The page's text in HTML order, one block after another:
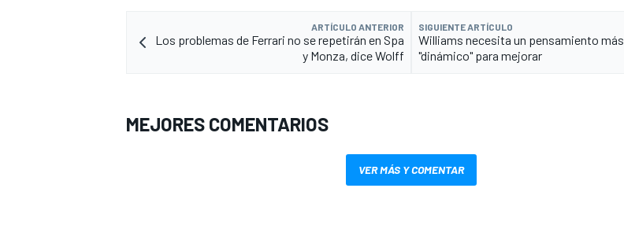
ARTÍCULO ANTERIOR
Los problemas de Ferrari no se repetirán en Spa
y Monza, dice Wolff
SIGUIENTE ARTÍCULO
Williams necesita un pensamiento más
"dinámico" para mejorar
MEJORES COMENTARIOS
VER MÁS Y COMENTAR